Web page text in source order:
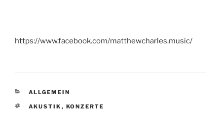
https://www.facebook.com/matthewcharles.music/
KATEGORIEN
ALLGEMEIN
SCHLAGWÖRTER
AKUSTIK , KONZERTE